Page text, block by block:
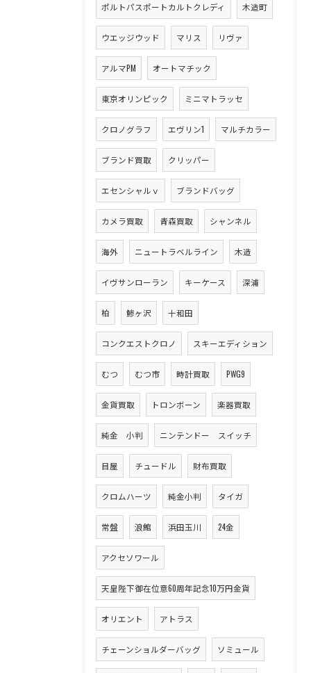
ポルトパスポートカルトクレディ 木造町
ウエッジウッド マリス リヴァ
アルマPM オートマチック
東京オリンピック ミニマトラッセ
クロノグラフ エヴリン1 マルチカラー
ブランド買取 クリッパー
エセンシャルｖ ブランドバッグ
カメラ買取 青森買取 シャンネル
海外 ニュートラベルライン 木造
イヴサンローラン キーケース 深浦
柏 鯵ヶ沢 十和田
コンクエストクロノ スキーエディション
むつ むつ市 時計買取 PWG9
金貨買取 トロンボーン 楽器買取
純金 小判 ニンテンドー スイッチ
目屋 チュードル 財布買取
クロムハーツ 純金小判 タイガ
常盤 浪館 浜田玉川 24金
アクセソワール
天皇陛下御在位意60周年記念10万円金貨
オリエント アトラス
チェーンショルダーバッグ ソミュール